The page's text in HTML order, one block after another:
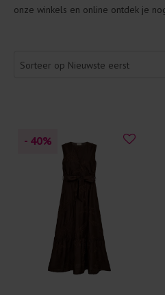
onze winkels en online ontdek je
- 40%